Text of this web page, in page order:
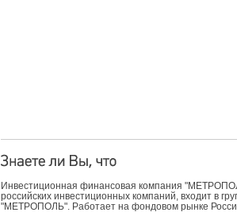
Инвестиционная финансовая компания
российских инвестиционных компаний, входит в
"МЕТРОПОЛЬ". Работает на фондовом рынке